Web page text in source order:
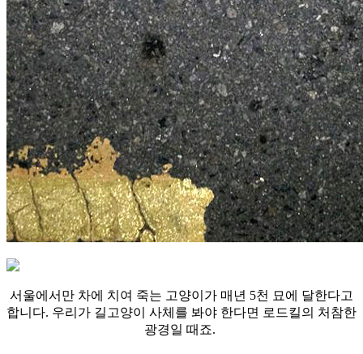
서울에서만 차에 치여 죽는 고양이가 매년 5천 묘에 달한다고
합니다. 우리가 길고양이 사체를 봐야 한다면 로드킬의 처참한
광경일 때죠.